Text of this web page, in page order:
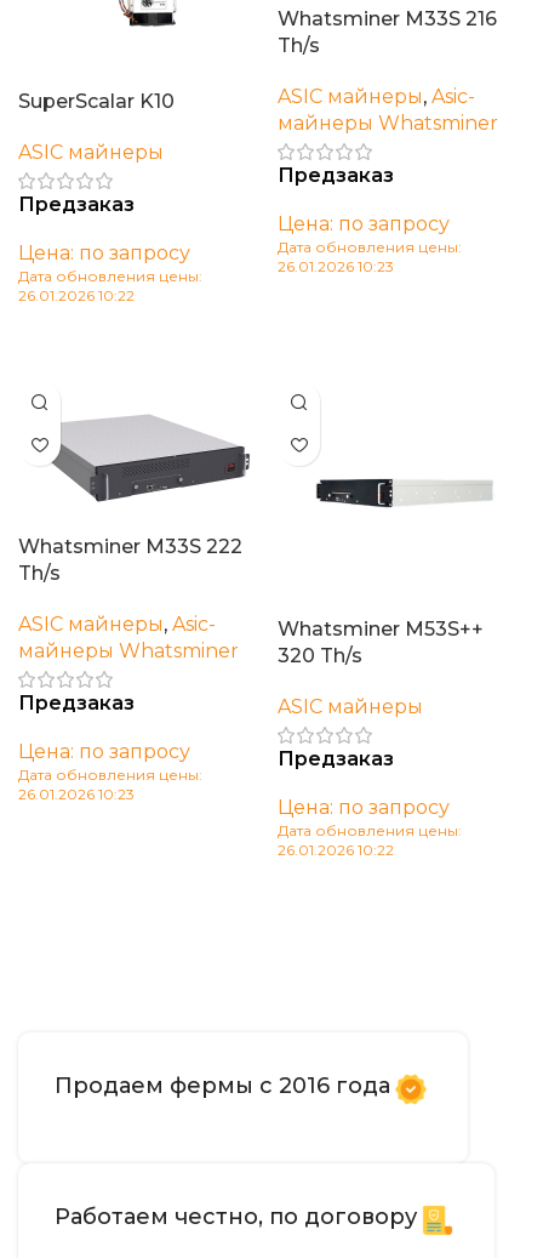
SuperScalar K10
ASIC майнеры
Предзаказ
Цена: по запросу
Дата обновления цены:
26.01.2026 10:22
Whatsminer M33S 216
Th/s
ASIC майнеры, Asic-
майнеры Whatsminer
Предзаказ
Цена: по запросу
Дата обновления цены:
26.01.2026 10:23
Whatsminer M33S 222
Th/s
ASIC майнеры, Asic-
майнеры Whatsminer
Предзаказ
Цена: по запросу
Дата обновления цены:
26.01.2026 10:23
Whatsminer M53S++
320 Th/s
ASIC майнеры
Предзаказ
Цена: по запросу
Дата обновления цены:
26.01.2026 10:22
Продаем фермы с 2016 года
Работаем честно, по договору